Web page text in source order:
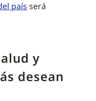
país será
y
desean